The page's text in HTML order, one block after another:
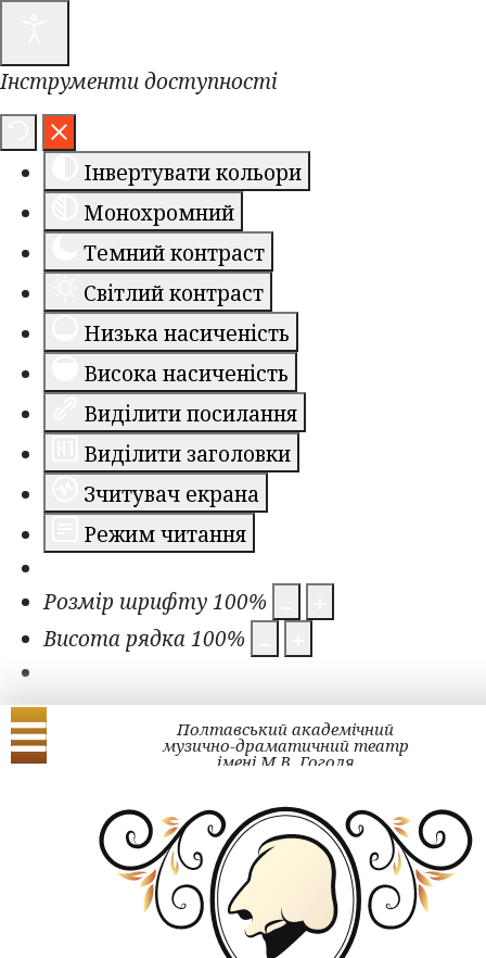
Інструменти доступності
Інвертувати кольори
Монохромний
Темний контраст
Світлий контраст
Низька насиченість
Висока насиченість
Виділити посилання
Виділити заголовки
Зчитувач екрана
Режим читання
Розмір шрифту100%
Висота рядка100%
Полтавський академічний
музично-драматичний театр
імені М.В. Гоголя
Проект